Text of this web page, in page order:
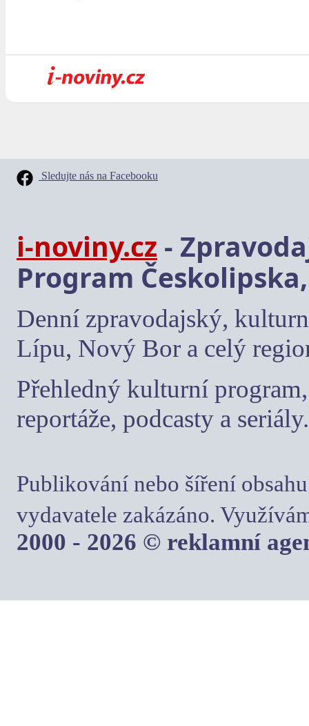
Sledujte nás na Facebooku
i-noviny.cz -
Program
Denní zpravodajský,
Lípu, Nový Bor a celý
Přehledný kulturní
reportáže, podcasty a seriály.
Publikování nebo šíření
vydavatele zakázáno.
2000 - 2026 © reklamní